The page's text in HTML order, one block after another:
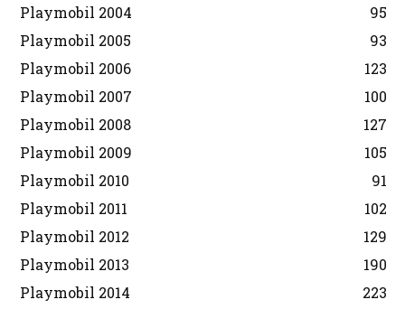
Playmobil 2004
95
Playmobil 2005
93
Playmobil 2006
123
Playmobil 2007
100
Playmobil 2008
127
Playmobil 2009
105
Playmobil 2010
91
Playmobil 2011
102
Playmobil 2012
129
Playmobil 2013
190
Playmobil 2014
223